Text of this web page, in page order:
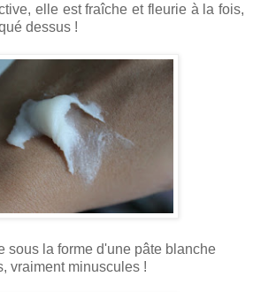
elle est fraîche et fleurie à la fois,
dessus !
sous la forme d'une pâte blanche
vraiment minuscules !